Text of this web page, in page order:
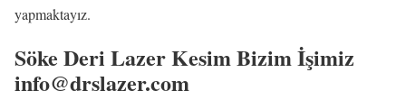
yapmaktayız.
Söke Deri Lazer Kesim Bizim İşimiz
info@drslazer.com